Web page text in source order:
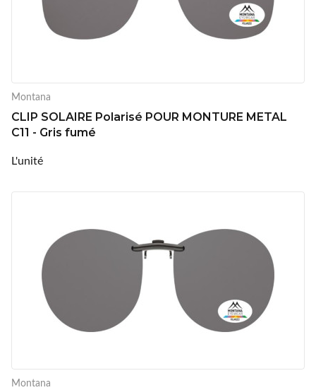
Montana
CLIP SOLAIRE Polarisé POUR MONTURE METAL
C11 - Gris fumé
L'unité
Montana